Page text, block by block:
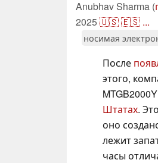
Anubhav Sharma (
2025🇺🇸🇪🇸 ...
носимая
После
этого,
Штатах.
оно
лежит
часы